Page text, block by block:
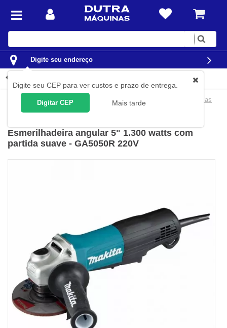
Digite
Digite seu endereço
Digite seu CEP para ver custos e prazo de entrega.
Digitar CEP Mais tarde
Ferramentas Ferramentas Elétricas Esmerilhadeiras Elétricas
Esmerilhadeira angular 5" 1.300 watts com
partida suave - GA5050R 220V